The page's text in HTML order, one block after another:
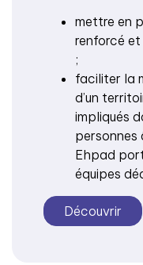
mettre en
renforcé et
;
faciliter la
d’un
impliqués
personnes
Ehpad
équipes
Découvrir